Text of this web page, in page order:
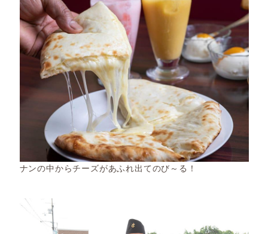
ナンの中からチーズがあふれ出てのび～る！